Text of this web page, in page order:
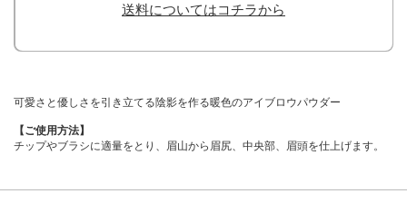
送料についてはコチラから
可愛さと優しさを引き立てる陰影を作る暖色のアイブロウパウダー
【ご使用方法】
チップやブラシに適量をとり、眉山から眉尻、中央部、眉頭を仕上げます。